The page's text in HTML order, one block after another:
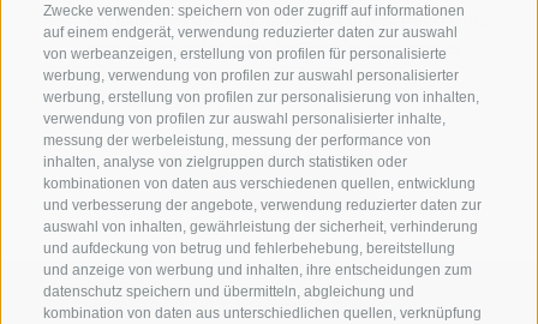
Zwecke verwenden: speichern von oder zugriff auf informationen
auf einem endgerät, verwendung reduzierter daten zur auswahl
von werbeanzeigen, erstellung von profilen für personalisierte
werbung, verwendung von profilen zur auswahl personalisierter
werbung, erstellung von profilen zur personalisierung von inhalten,
verwendung von profilen zur auswahl personalisierter inhalte,
messung der werbeleistung, messung der performance von
inhalten, analyse von zielgruppen durch statistiken oder
kombinationen von daten aus verschiedenen quellen, entwicklung
und verbesserung der angebote, verwendung reduzierter daten zur
auswahl von inhalten, gewährleistung der sicherheit, verhinderung
und aufdeckung von betrug und fehlerbehebung, bereitstellung
und anzeige von werbung und inhalten, ihre entscheidungen zum
datenschutz speichern und übermitteln, abgleichung und
kombination von daten aus unterschiedlichen quellen, verknüpfung
Ich habe dieDatenschutzbestimmungengelesen und
verstanden und stimme der Verarbeitung meiner
personenbezogenen Daten durch den
Verantwortlichen zu